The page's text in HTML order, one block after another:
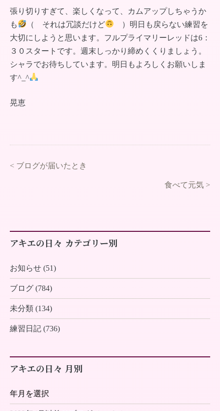
張り切りすぎて、楽しくなって、カムアップしちゃうか
も
（ それは冗談だけど
）明日も戻らない練習を
大切にしようと思います。フルプライマリーレッドは6：
３０スタートです。週末しっかり締めくくりましょう。
シャラでお待ちしています。明日もよろしくお願いしま
す^_^
晃恵
< ブログが届いたとき
食べて元気 >
アキエの日々 カテゴリー別
お知らせ (51)
ブログ (784)
未分類 (134)
練習日記 (736)
アキエの日々 月別